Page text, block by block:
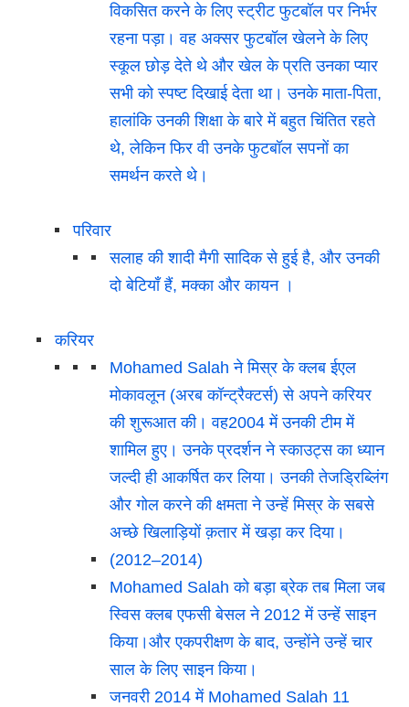
विकसित करने के लिए स्ट्रीट फुटबॉल पर निर्भर
रहना पड़ा। वह अक्सर फुटबॉल खेलने के लिए
स्कूल छोड़ देते थे और खेल के प्रति उनका प्यार
सभी को स्पष्ट दिखाई देता था। उनके माता-पिता,
हालांकि उनकी शिक्षा के बारे में बहुत चिंतित रहते
थे, लेकिन फिर वी उनके फुटबॉल सपनों का
समर्थन करते थे।
परिवार
सलाह की शादी मैगी सादिक से हुई है, और उनकी
दो बेटियाँ हैं, मक्का और कायन ।
करियर
Mohamed Salah ने मिस्र के क्लब ईएल
मोकावलून (अरब कॉन्ट्रैक्टर्स) से अपने करियर
की शुरूआत की। वह2004 में उनकी टीम में
शामिल हुए। उनके प्रदर्शन ने स्काउट्स का ध्यान
जल्दी ही आकर्षित कर लिया। उनकी तेजड्रिब्लिंग
और गोल करने की क्षमता ने उन्हें मिस्र के सबसे
अच्छे खिलाड़ियों क़तार में खड़ा कर दिया।
(2012–2014)
Mohamed Salah को बड़ा ब्रेक तब मिला जब
स्विस क्लब एफसी बेसल ने 2012 में उन्हें साइन
किया।और एकपरीक्षण के बाद, उन्होंने उन्हें चार
साल के लिए साइन किया।
जनवरी 2014 में Mohamed Salah 11